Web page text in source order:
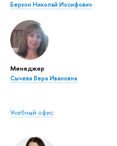
Берзон Николай Иосифович
Менеджер
Сычева Вера Ивановна
Учебный офис